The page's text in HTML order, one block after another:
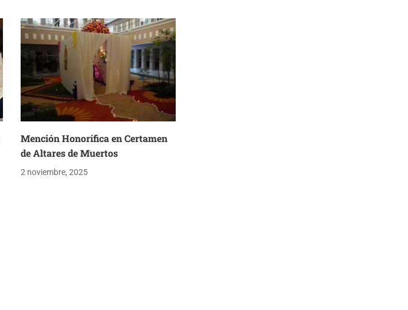
Mención Honorífica en Certamen
de Altares de Muertos
2 noviembre, 2025